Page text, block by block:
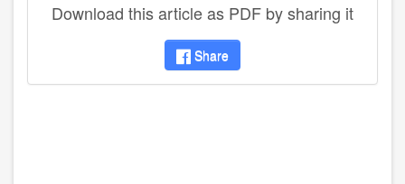
Download this article as PDF by sharing it
Share